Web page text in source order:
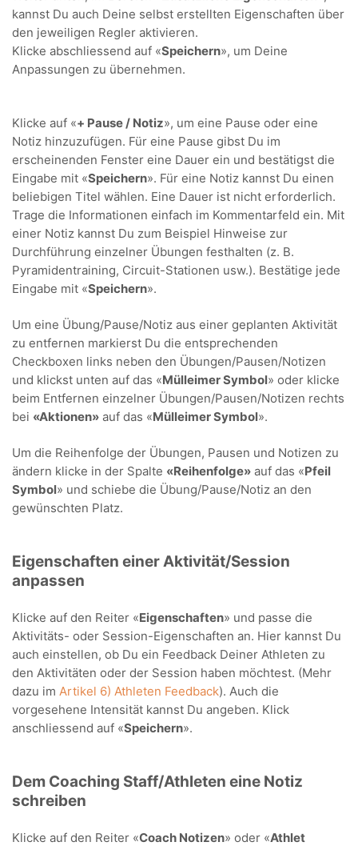
kannst Du auch Deine selbst erstellten Eigenschaften über
den jeweiligen Regler aktivieren.
Klicke abschliessend auf «Speichern», um Deine
Anpassungen zu übernehmen.
Klicke auf «+ Pause / Notiz», um eine Pause oder eine
Notiz hinzuzufügen. Für eine Pause gibst Du im
erscheinenden Fenster eine Dauer ein und bestätigst die
Eingabe mit «Speichern». Für eine Notiz kannst Du einen
beliebigen Titel wählen. Eine Dauer ist nicht erforderlich.
Trage die Informationen einfach im Kommentarfeld ein. Mit
einer Notiz kannst Du zum Beispiel Hinweise zur
Durchführung einzelner Übungen festhalten (z. B.
Pyramidentraining, Circuit-Stationen usw.). Bestätige jede
Eingabe mit «Speichern».
Um eine Übung/Pause/Notiz aus einer geplanten Aktivität
zu entfernen markierst Du die entsprechenden
Checkboxen links neben den Übungen/Pausen/Notizen
und klickst unten auf das «Mülleimer Symbol» oder klicke
beim Entfernen einzelner Übungen/Pausen/Notizen rechts
bei «Aktionen» auf das «Mülleimer Symbol».
Um die Reihenfolge der Übungen, Pausen und Notizen zu
ändern klicke in der Spalte «Reihenfolge» auf das «Pfeil
Symbol» und schiebe die Übung/Pause/Notiz an den
gewünschten Platz.
Eigenschaften einer Aktivität/Session
anpassen
Klicke auf den Reiter «Eigenschaften» und passe die
Aktivitäts- oder Session-Eigenschaften an. Hier kannst Du
auch einstellen, ob Du ein Feedback Deiner Athleten zu
den Aktivitäten oder der Session haben möchtest. (Mehr
dazu im Artikel 6) Athleten Feedback). Auch die
vorgesehene Intensität kannst Du angeben. Klick
anschliessend auf «Speichern».
Dem Coaching Staff/Athleten eine Notiz
schreiben
Klicke auf den Reiter «Coach Notizen» oder «Athlet